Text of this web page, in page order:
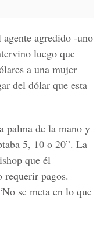
agredido -uno
luego que
a una mujer
del dólar que esta
palma de la mano y
5, 10 o 20”. La
que él
requerir pagos.
se meta en lo que